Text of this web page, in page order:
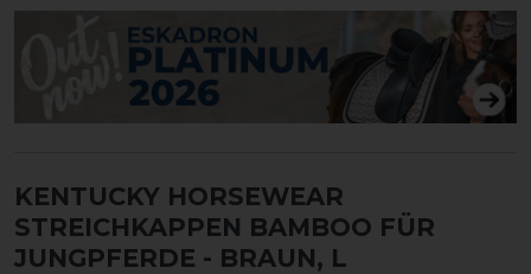
KENTUCKY HORSEWEAR
STREICHKAPPEN BAMBOO FÜR
JUNGPFERDE - BRAUN, L